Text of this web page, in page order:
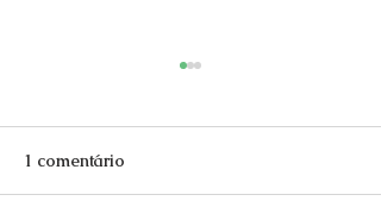
1 comentário